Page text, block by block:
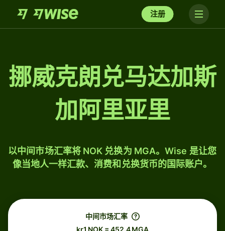
注册
挪威克朗兑马达加斯
加阿里亚里
以中间市场汇率将 NOK 兑换为 MGA。Wise 是让您
像当地人一样汇款、消费和兑换货币的国际账户。
中间市场汇率
kr1 NOK = 452.4 MGA